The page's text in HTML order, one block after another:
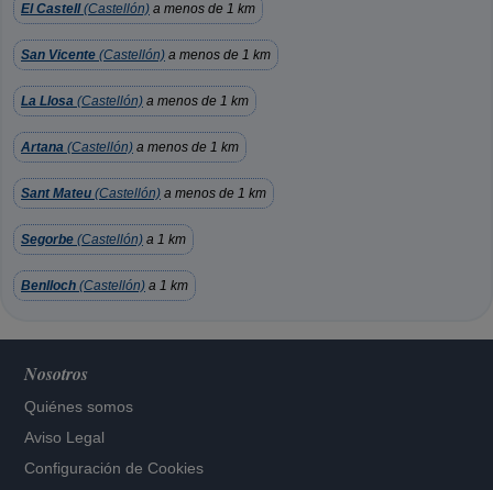
El Castell(Castellón) a menos de 1 km
San Vicente (Castellón) a menos de 1 km
La Llosa (Castellón) a menos de 1 km
Artana (Castellón) a menos de 1 km
Sant Mateu (Castellón) a menos de 1 km
Segorbe (Castellón) a 1 km
Benlloch (Castellón) a 1 km
Nosotros
Quiénes somos
Aviso Legal
Configuración de Cookies